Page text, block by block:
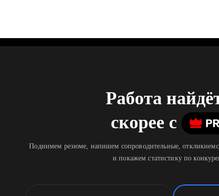
Работа
скорее c
Поднимем резюме, напишем сопроводительные,
и покажем статистику по